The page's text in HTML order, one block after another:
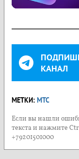
КАНАЛ
МЕТКИ: МТС
Если вы нашли
текста и нажмите
+79201501000